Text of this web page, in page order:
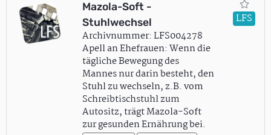
Mazola-Soft -
Stuhlwechsel
Archivnummer: LFS004278
Apell an Ehefrauen: Wenn die
tägliche Bewegung des
Mannes nur darin besteht, den
Stuhl zu wechseln, z.B. vom
Schreibtischstuhl zum
Autositz, trägt Mazola-Soft
zur gesunden Ernährung bei.
LFS